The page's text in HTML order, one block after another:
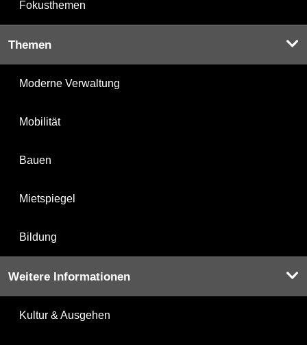
Fokusthemen
Themen
Moderne Verwaltung
Mobilität
Bauen
Mietspiegel
Bildung
Weitere Informationen
Kultur & Ausgehen